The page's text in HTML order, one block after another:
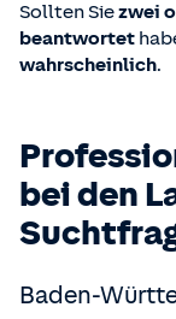
Sollten Siezwei
beantwortet
wahrscheinlich.
bei den
Baden-